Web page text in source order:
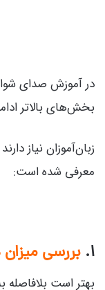
در آموزش صدای
بخش‌های بالاتر
زبان‌آموزان نیاز
معرفی شده است:
۱. بررسی
بهتر است بلافاصله